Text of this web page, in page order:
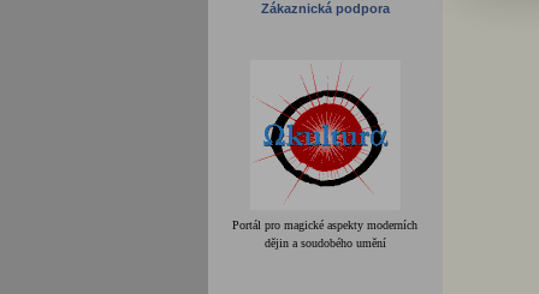
Zákaznická podpora
Portál pro magické aspekty moderních
dějin a soudobého umění